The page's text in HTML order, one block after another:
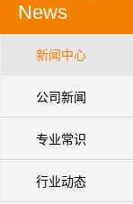
News
新闻中心
公司新闻
专业常识
行业动态